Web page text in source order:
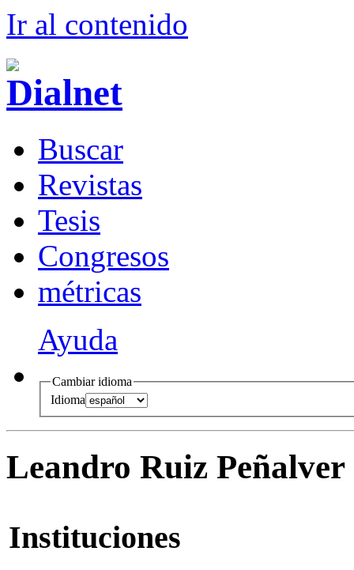
Ir al contenido
Buscar
Revistas
Tesis
Congresos
métricas
Ayuda
Cambiar idioma
Idioma
Leandro Ruiz Peñalver
Instituciones